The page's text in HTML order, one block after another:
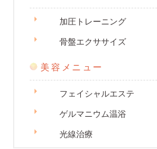
加圧トレーニング
骨盤エクササイズ
美容メニュー
フェイシャルエステ
ゲルマニウム温浴
光線治療